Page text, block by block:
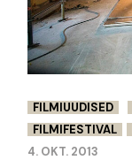
FILMIUUDISED
FILMIFESTIVAL
4. OKT. 2013